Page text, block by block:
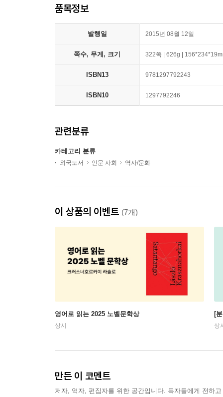
품목정보
발행일 2015년 08월 12일
쪽수, 무게, 크기 322쪽 | 626g |
ISBN13 9781297792243
ISBN10 1297792246
관련분류
카테고리 분류
외국도서 인문 사회 역사/문화
이 상품의 이벤트 (7개)
영어로 읽는 2025 노벨문학상
상시
[
상
만든 이 코멘트
저자, 역자, 편집자를 위한 공간입니다. 독자들에게 전하